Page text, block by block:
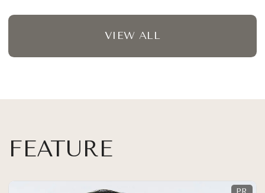
VIEW ALL
FEATURE